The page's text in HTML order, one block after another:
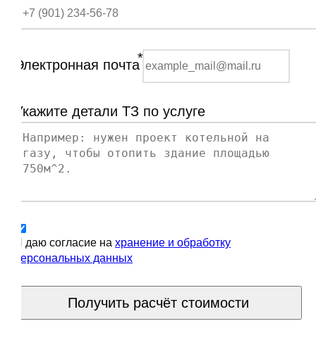
Электронная почта*
Укажите детали ТЗ по услуге
Я даю согласие на хранение и обработку
персональных данных
Получить расчёт стоимости